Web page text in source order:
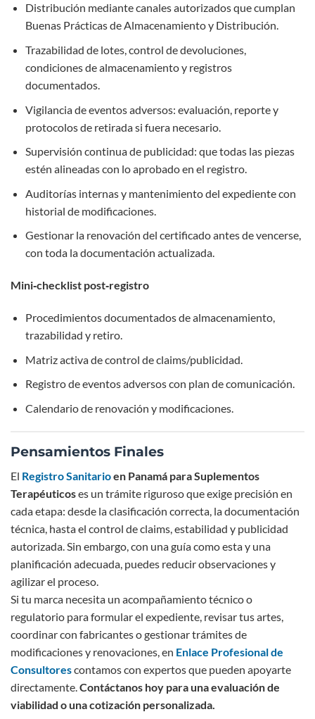
Distribución mediante canales autorizados que cumplan
Buenas Prácticas de Almacenamiento y Distribución.
Trazabilidad de lotes, control de devoluciones,
condiciones de almacenamiento y registros
documentados.
Vigilancia de eventos adversos: evaluación, reporte y
protocolos de retirada si fuera necesario.
Supervisión continua de publicidad: que todas las piezas
estén alineadas con lo aprobado en el registro.
Auditorías internas y mantenimiento del expediente con
historial de modificaciones.
Gestionar la renovación del certificado antes de vencerse,
con toda la documentación actualizada.
Mini‑checklist post‑registro
Procedimientos documentados de almacenamiento,
trazabilidad y retiro.
Matriz activa de control de claims/publicidad.
Registro de eventos adversos con plan de comunicación.
Calendario de renovación y modificaciones.
Pensamientos Finales
El Registro Sanitarioen Panamá para Suplementos
Terapéuticoses un trámite riguroso que exige precisión en
cada etapa: desde la clasificación correcta, la documentación
técnica, hasta el control de claims, estabilidad y publicidad
autorizada. Sin embargo, con una guía como esta y una
planificación adecuada, puedes reducir observaciones y
agilizar el proceso.
Si tu marca necesita un acompañamiento técnico o
regulatorio para formular el expediente, revisar tus artes,
coordinar con fabricantes o gestionar trámites de
modificaciones y renovaciones, en Enlace Profesional de
Consultorescontamos con expertos que pueden apoyarte
directamente.Contáctanos hoy para una evaluación de
viabilidad o una cotización personalizada.